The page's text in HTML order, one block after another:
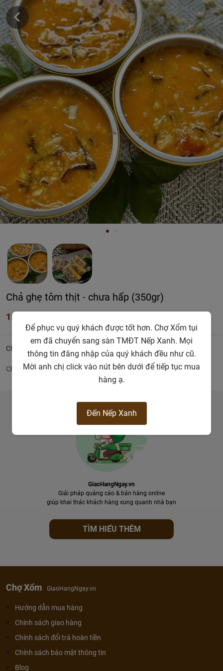
Chả ghẹ tôm thịt - chưa hấp (350gr)
155.000đ
Chi tiết
Chả ghẹ tôm thịt
GiaoHangNgay.vn
Giải pháp quảng cáo & bán hàng online
giúp khai thác khách hàng xung quanh nhà bạn
TÌM HIỂU THÊM
Chợ Xổm GiaoHangNgay.vn
Hướng dẫn mua hàng
Chính sách giao hàng
Chính sách đổi trả hoàn tiền
Chính sách bảo mật thông tin
Blog
Để phục vụ quý khách được tốt hơn. Chợ Xổm tụi
em đã chuyển sang sàn TMĐT Nếp Xanh. Mọi
thông tin đăng nhập của quý khách đều như cũ.
Mời anh chị click vào nút bên dưới để tiếp tục mua
hàng ạ.
Đến Nếp Xanh